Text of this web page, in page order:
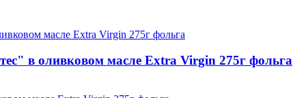
в оливковом масле Extra Virgin 275г фольга